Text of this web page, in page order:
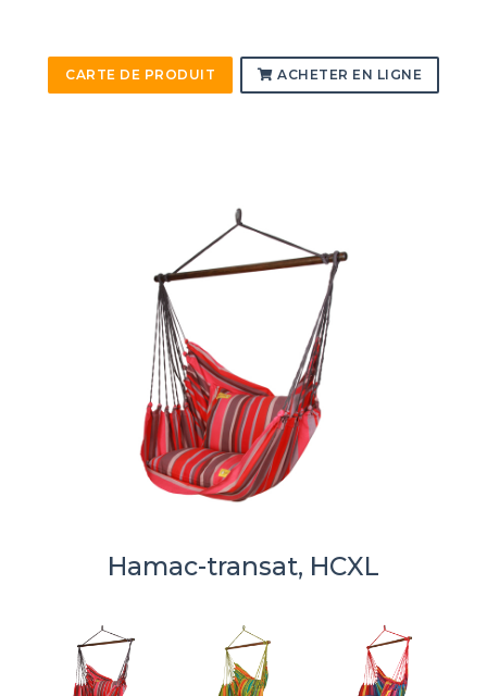
CARTE DE PRODUIT ACHETER EN LIGNE
Hamac-transat, HCXL